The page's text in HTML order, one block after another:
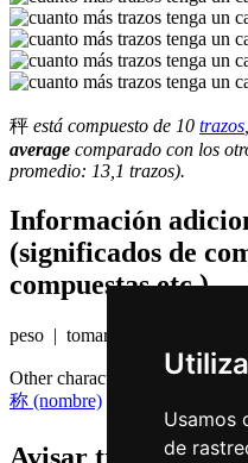
Usamos
de
秤 está compuesto de 10 trazos
average comparado con los
promedio: 13,1 trazos).
Información
(significados de
compuestas etc.)
peso | tomar el peso
Other characters that are
称 (nombre)